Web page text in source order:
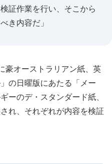
証作業を行い、そこから
き内容だ」
豪オーストラリアン紙、英
の日曜版にあたる「メー
ーのデ・スタンダード紙、
れ、それぞれが内容を検証